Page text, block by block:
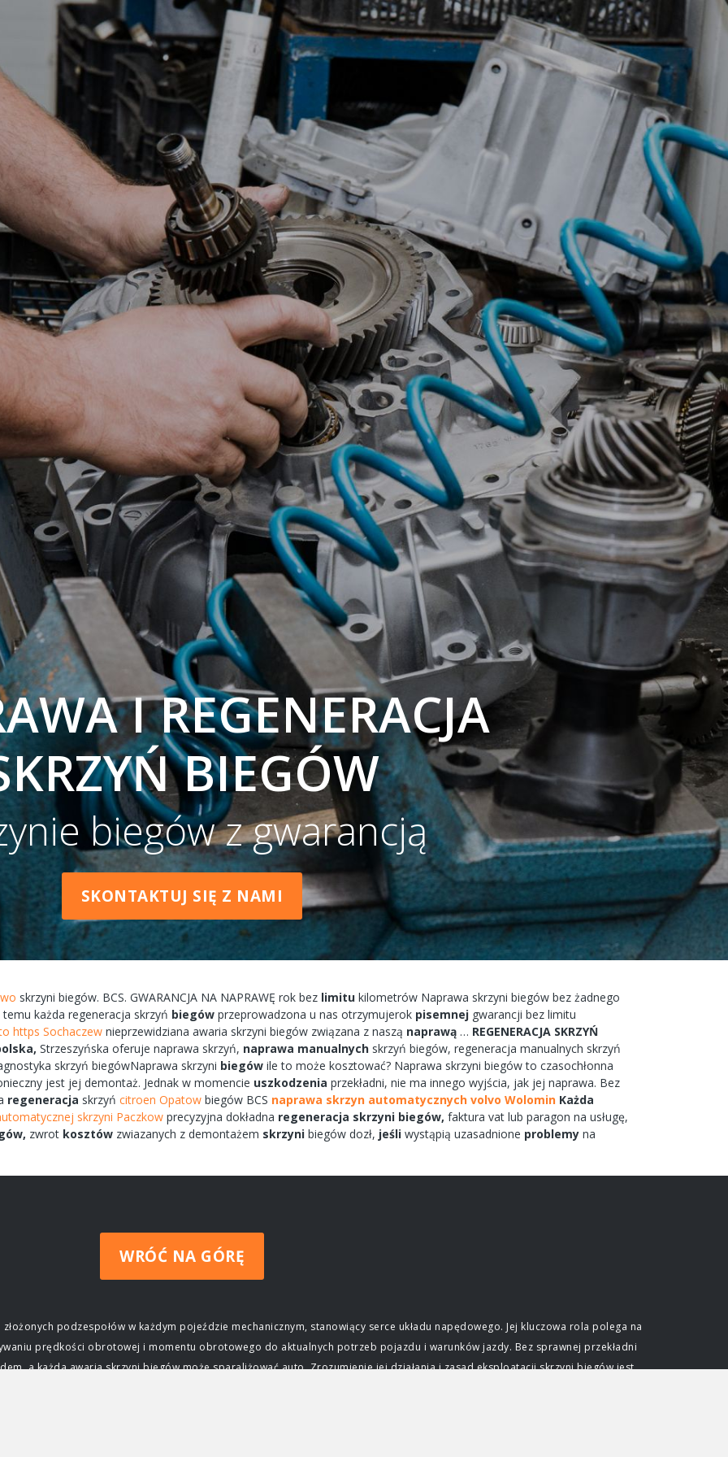
I REGENERACJA
BIEGÓW
biegów z gwarancją
SKONTAKTUJ SIĘ Z NAMI
skrzyni biegów. BCS. GWARANCJA NA NAPRAWĘ rok bez limitu kilometrów Naprawa skrzyni biegów bez żadnego
temu każda regeneracja skrzyń biegów przeprowadzona u nas otrzymujerok pisemnej gwarancji bez limitu
https Sochaczew nieprzewidziana awaria skrzyni biegów związana z naszą naprawą … REGENERACJA SKRZYŃ
Strzeszyńska oferuje naprawa skrzyń, naprawa manualnych skrzyń biegów, regeneracja manualnych skrzyń
skrzyń biegówNaprawa skrzyni biegów ile to może kosztować? Naprawa skrzyni biegówto czasochłonna
jest jej demontaż. Jednak w momencie uszkodzenia przekładni, nie ma innego wyjścia, jak jej naprawa. Bez
regeneracja skrzyń citroen Opatow biegów BCS naprawa skrzyn automatycznych volvo Wolomin Każda
skrzyni Paczkow precyzyjna dokładna regeneracja skrzyni biegów, faktura vat lub paragon na usługę,
zwrot kosztów zwiazanych z demontażem skrzyni biegów dozł, jeśli wystąpią uzasadnione problemy na
WRÓĆ NA GÓRĘ
podzespołów w każdym pojeździe mechanicznym, stanowiący serce układu napędowego. Jej kluczowa rola polega na
prędkości obrotowej i momentu obrotowego do aktualnych potrzeb pojazdu i warunków jazdy. Bez sprawnej przekładni
a każda awaria skrzyni biegów może sparaliżować auto. Zrozumienie jej działania i zasad eksploatacji skrzyni biegów jest